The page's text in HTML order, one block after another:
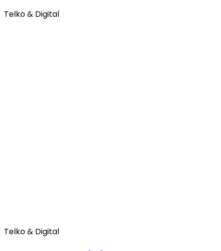
Telko & Digital
Telko & Digital